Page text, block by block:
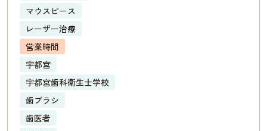
マウスピース
レーザー治療
営業時間
宇都宮
宇都宮歯科衛生士学校
歯ブラシ
歯医者